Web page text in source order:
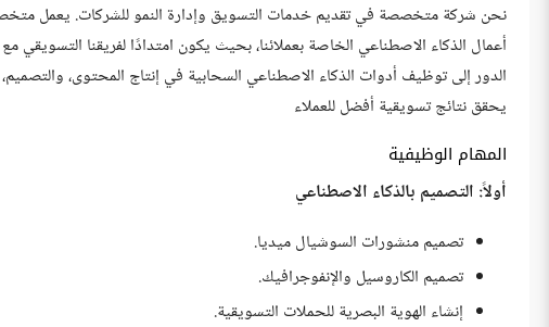
أعمال الذكاء الاصطناعي الخاصة بعملائنا، بحيث يكون امتدادًا لفريقنا التسويقي
الدور إلى توظيف أدوات الذكاء الاصطناعي السحابية في إنتاج المحتوى، والتصميم،
يحقق نتائج تسويقية أفضل للعملاء
المهام الوظيفية
أولاً: التصميم بالذكاء الاصطناعي
تصميم منشورات السوشيال ميديا.
تصميم الكاروسيل والإنفوجرافيك.
إنشاء الهوية البصرية للحملات التسويقية.